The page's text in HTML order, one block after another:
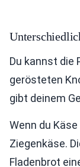
Du kannst die
gerösteten
gibt deinem
Wenn du
Ziegenkäse.
Fladenbrot